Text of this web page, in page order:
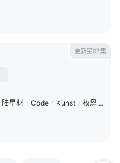
更新第07集
陆星材 / Code / Kunst / 权恩妃